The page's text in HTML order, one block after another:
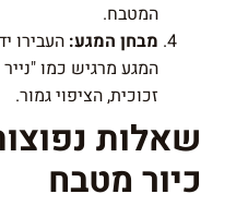
המטבח.
מבחן המגע:העבירו
המגע מרגיש כמו
זכוכית, הציפוי גמור.
שאלות
כיור מטבח